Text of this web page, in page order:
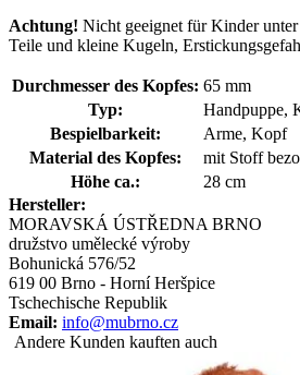
Achtung! Nicht geeignet für Kinder
Teile und kleine Kugeln,
Durchmesser des Kopfes: 65 mm
Typ:
Handpuppe,
Bespielbarkeit:
Arme, Kopf
Material des Kopfes:
mit Stoff
Höhe ca.:
28 cm
Hersteller:
MORAVSKÁ ÚSTŘEDNA BRNO
družstvo umělecké výroby
Bohunická 576/52
619 00 Brno - Horní Heršpice
Tschechische Republik
Email: info@mubrno.cz
Andere Kunden kauften auch